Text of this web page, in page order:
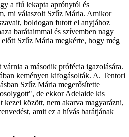
a fiú lekapta aprónytól és
mi válaszolt Szűz Mária. Amikor
boldogan futott el anyjához
barátaimmal és szívemben nagy
Szűz Mária megkérte, hogy még
a második prófécia igazolására.
keményen kifogásolták. A. Tentori
Szűz Mária megerősítette
de ekkor Adelaide kis
kezei között, nem akarva magyarázni,
amit ez a hívás barátjának